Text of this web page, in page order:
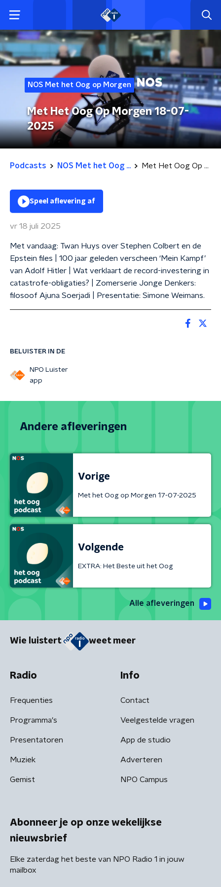
NOS Met het Oog op Morgen
Met Het Oog Op Morgen 18-07-
2025
Podcasts NOS Met het Oog ... Met Het Oog Op Morgen 18-07-2025
BELUISTER IN DE
NPO Luister
app
Speel aflevering af
vr 18 juli 2025
Met vandaag: Twan Huys over Stephen Colbert en de
Epstein files | 100 jaar geleden verscheen ‘Mein Kampf’
van Adolf Hitler | Wat verklaart de record-investering in
catastrofe-obligaties? | Zomerserie Jonge Denkers:
filosoof Ajuna Soerjadi | Presentatie: Simone Weimans.
Andere afleveringen
Vorige
Met het Oog op Morgen 17-07-2025
Volgende
EXTRA: Het Beste uit het Oog
Alle afleveringen
Wie luistert weet meer
Radio
Frequenties
Programma's
Presentatoren
Muziek
Gemist
Info
Contact
Veelgestelde vragen
App de studio
Adverteren
NPO Campus
Abonneer je op onze wekelijkse
nieuwsbrief
Elke zaterdag het beste van NPO Radio 1 in jouw
mailbox